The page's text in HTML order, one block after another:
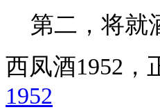
第二，将就
西凤酒1952
1952